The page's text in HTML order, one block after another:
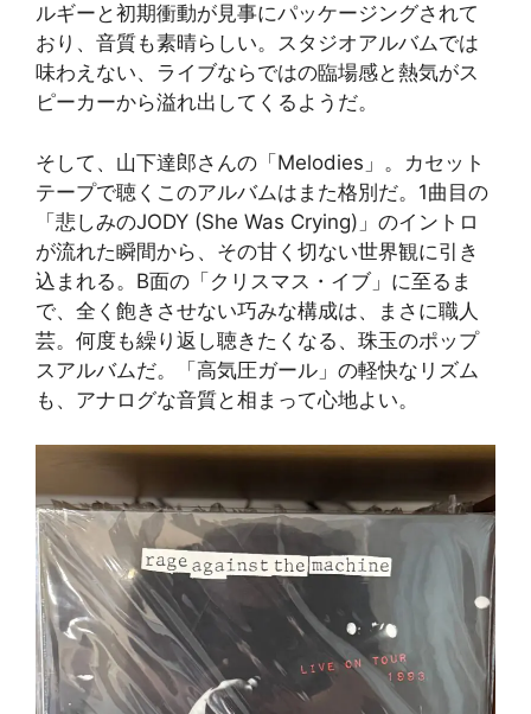
ルギーと初期衝動が見事にパッケージングされて
おり、音質も素晴らしい。スタジオアルバムでは
味わえない、ライブならではの臨場感と熱気がス
ピーカーから溢れ出してくるようだ。
そして、山下達郎さんの「Melodies」。カセット
テープで聴くこのアルバムはまた格別だ。1曲目の
「悲しみのJODY (She Was Crying)」のイントロ
が流れた瞬間から、その甘く切ない世界観に引き
込まれる。B面の「クリスマス・イブ」に至るま
で、全く飽きさせない巧みな構成は、まさに職人
芸。何度も繰り返し聴きたくなる、珠玉のポップ
スアルバムだ。「高気圧ガール」の軽快なリズム
も、アナログな音質と相まって心地よい。